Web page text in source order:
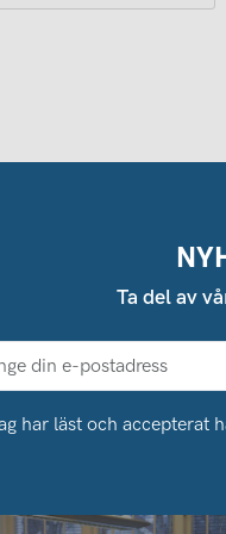
Ta del av
har läst och accepterat